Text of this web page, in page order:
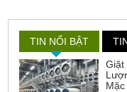
TIN NỔI BẬT
Giặt
Mặc